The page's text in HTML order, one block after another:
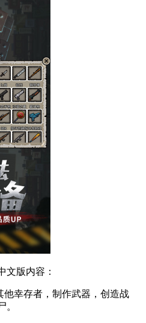
文版内容：
他幸存者，制作武器，创造战
。